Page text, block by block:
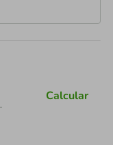
Calcular